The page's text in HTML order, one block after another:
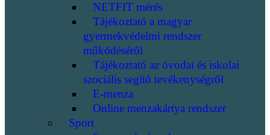
NETFIT mérés
Tájékoztató a magyar
gyermekvédelmi rendszer
működéséről
Tájékoztató az óvodai és iskolai
szociális segítő tevékenységről
E-menza
Online menzakártya rendszer
Sport